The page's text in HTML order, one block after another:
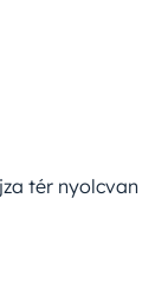
tér nyolcvan